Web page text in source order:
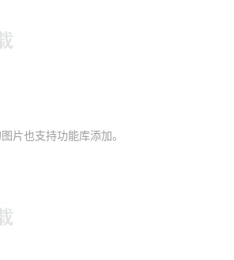
片也支持功能库添加。